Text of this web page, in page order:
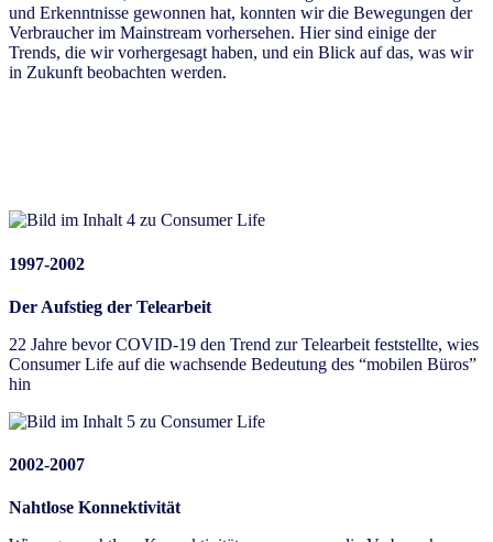
und Erkenntnisse gewonnen hat, konnten wir die Bewegungen der
Verbraucher im Mainstream vorhersehen. Hier sind einige der
Trends, die wir vorhergesagt haben, und ein Blick auf das, was wir
in Zukunft beobachten werden.
1997-2002
Der Aufstieg der Telearbeit
22 Jahre bevor COVID-19 den Trend zur Telearbeit feststellte, wies
Consumer Life auf die wachsende Bedeutung des “mobilen Büros”
hin
2002-2007
Nahtlose Konnektivität